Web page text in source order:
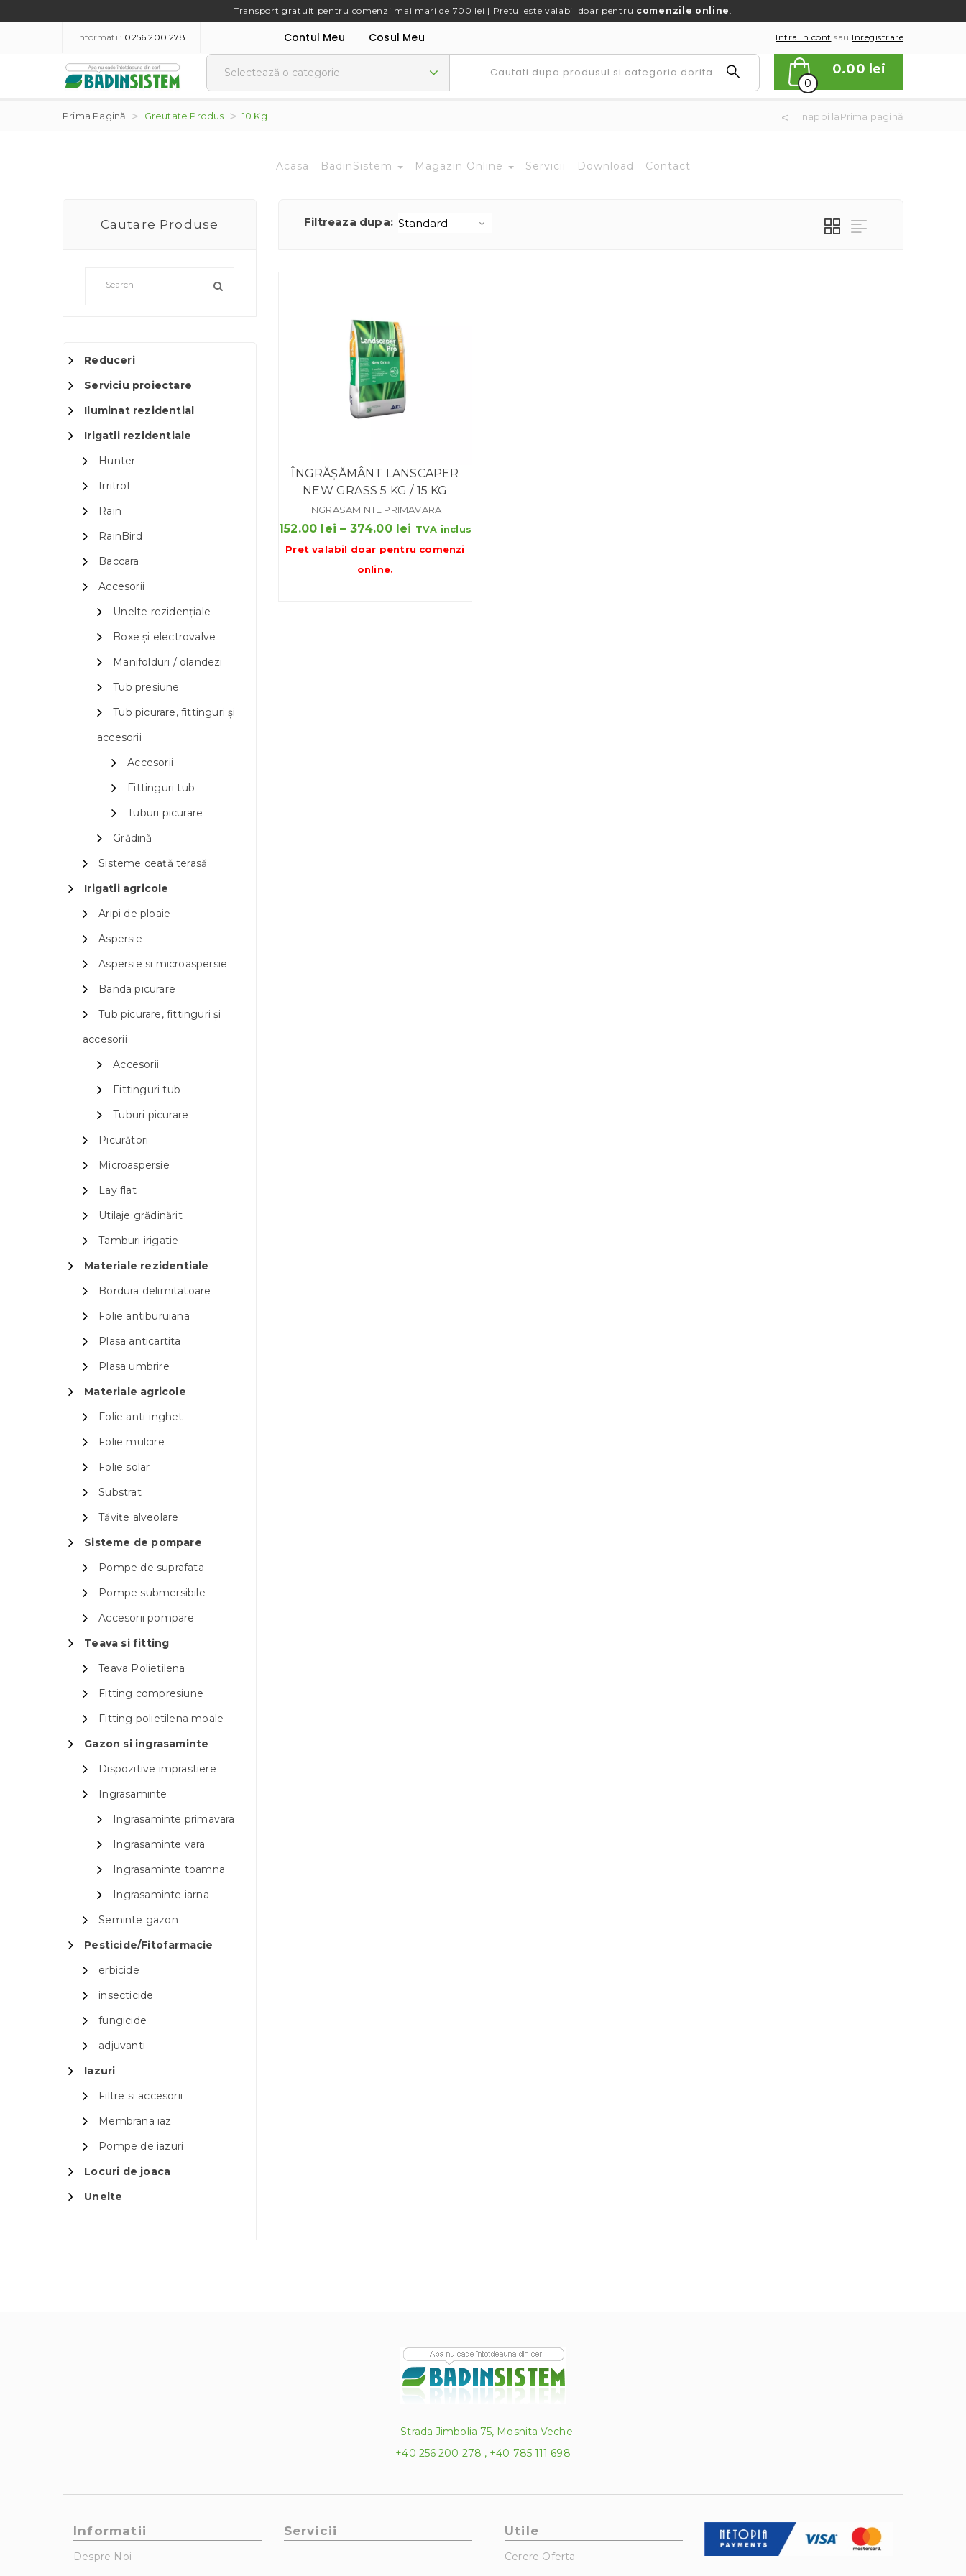
Transport gratuit pentru comenzi mai mari de 700 lei | Pretul este valabil doar pentru comenzile online.
Informatii: 0256 200 278 Contul Meu Cosul Meu Intra in cont sau Inregistrare
0
0.00 lei
Prima Pagină Greutate Produs 10 Kg Inapoi laPrima pagină
Acasa BadinSistem Magazin Online Servicii Download Contact
Cautare Produse
Reduceri
Serviciu proiectare
Iluminat rezidential
Irigatii rezidentiale
Hunter
Irritrol
Rain
RainBird
Baccara
Accesorii
Unelte rezidențiale
Boxe și electrovalve
Manifolduri / olandezi
Tub presiune
Tub picurare, fittinguri și
accesorii
Accesorii
Fittinguri tub
Tuburi picurare
Grădină
Sisteme ceață terasă
Irigatii agricole
Aripi de ploaie
Aspersie
Aspersie si microaspersie
Banda picurare
Tub picurare, fittinguri și
accesorii
Accesorii
Fittinguri tub
Tuburi picurare
Picurători
Microaspersie
Lay flat
Utilaje grădinărit
Tamburi irigatie
Materiale rezidentiale
Bordura delimitatoare
Folie antiburuiana
Plasa anticartita
Plasa umbrire
Materiale agricole
Folie anti-inghet
Folie mulcire
Folie solar
Substrat
Tăvițe alveolare
Sisteme de pompare
Pompe de suprafata
Pompe submersibile
Accesorii pompare
Teava si fitting
Teava Polietilena
Fitting compresiune
Fitting polietilena moale
Gazon si ingrasaminte
Dispozitive imprastiere
Ingrasaminte
Ingrasaminte primavara
Ingrasaminte vara
Ingrasaminte toamna
Ingrasaminte iarna
Seminte gazon
Pesticide/Fitofarmacie
erbicide
insecticide
fungicide
adjuvanti
Iazuri
Filtre si accesorii
Membrana iaz
Pompe de iazuri
Locuri de joaca
Unelte
Filtreaza dupa:
ÎNGRĂȘĂMÂNT LANSCAPER
NEW GRASS 5 KG / 15 KG
INGRASAMINTE PRIMAVARA
152.00 lei – 374.00 lei Interval
de
TVA inclus
Pret valabil doar pentru comenzi
online.
Strada Jimbolia 75, Mosnita Veche
+40 256 200 278 , +40 785 111 698
Informatii
Despre Noi
Servicii Utile
Cerere Oferta